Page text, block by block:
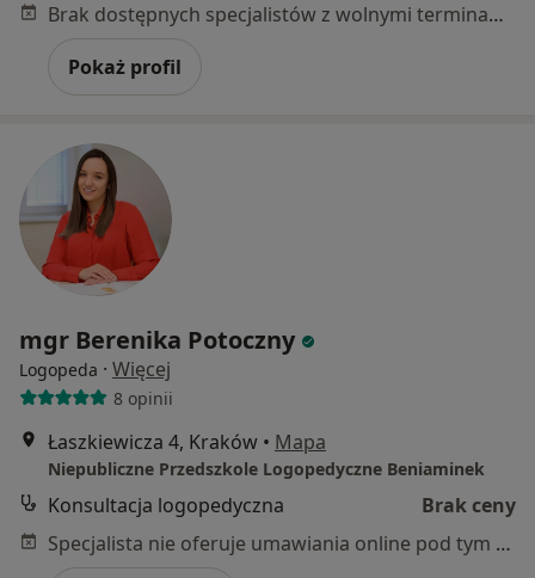
Brak dostępnych specjalistów z wolnymi terminami w tym centrum medycznym.
Pokaż profil
mgr Berenika Potoczny
Logopeda · Więcej
8 opinii
Łaszkiewicza 4, Kraków • Mapa
Niepubliczne Przedszkole Logopedyczne Beniaminek
Konsultacja logopedyczna
Brak ceny
Specjalista nie oferuje umawiania online pod tym adresem.